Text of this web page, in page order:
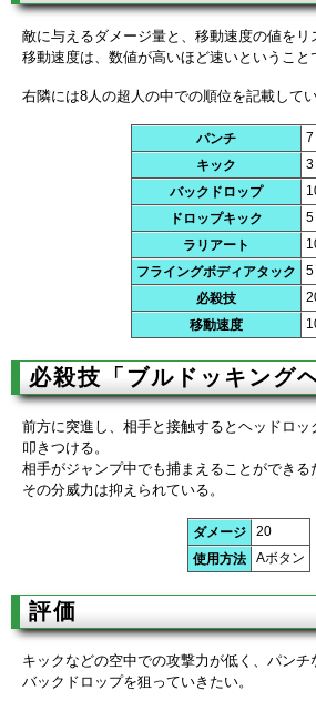
敵に与えるダメージ量と、移動速度の値をリ
移動速度は、数値が高いほど速いということ
右隣には8人の超人の中での順位を記載してい
パンチ 7
キック
3
バックドロップ
ドロップキック
5
ラリアート
フライングボディアタック
5
必殺技
移動速度
必殺技「ブルドッキング
前方に突進し、相手と接触するとヘッドロッ
叩きつける。
相手がジャンプ中でも捕まえることができる
その分威力は抑えられている。
ダメージ
20
使用方法
Aボタン
評価
キックなどの空中での攻撃力が低く、パンチ
バックドロップを狙っていきたい。